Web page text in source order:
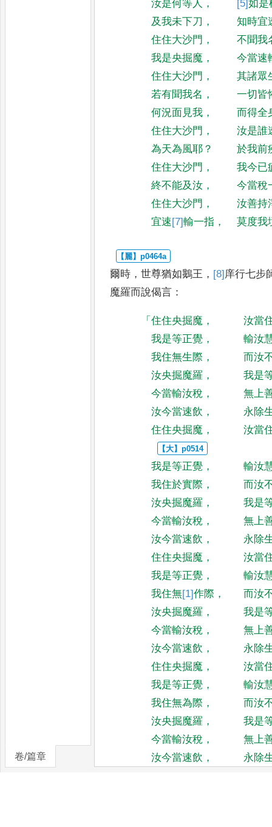
卷/篇章
汝是何等人 ， [5]如是
及我未下刀 ，
知時宜
住住大沙門 ，
不聞我
我是央掘魔 ，
今當速
住住大沙門 ，
其諸眾
若有聞我名 ，
一切皆
何況面見我 ，
而得全
住住大沙門 ，
汝是誰
為天為風耶 ？
於我前
住住大沙門 ，
我今已
終不能及汝 ，
今當稅
住住大沙門 ，
汝善持
宜速[7]輸一指 ， 莫度我
爾時 ，世尊猶如鵝王 ， [8]庠行七步
魔羅而說偈言 ：
「住住央掘魔 ，
汝當
我是等正覺 ，
輸汝
我住無生際 ，
而汝
汝央掘魔羅 ，
我是
今當輸汝稅 ，
無上
汝今當速飲 ，
永除
住住央掘魔 ， 汝當
我是等正覺 ，
輸汝
我住於實際 ，
而汝
汝央掘魔羅 ，
我是
今當輸汝稅 ，
無上
汝今當速飲 ，
永除
住住央掘魔 ，
汝當
我是等正覺 ，
輸汝
我住無[1]作際 ，
而汝
汝央掘魔羅 ，
我是
今當輸汝稅 ，
無上
汝今當速飲 ，
永除
住住央掘魔 ，
汝當
我是等正覺 ，
輸汝
我住無為際 ，
而汝
汝央掘魔羅 ，
我是
今當輸汝稅 ，
無上
汝今當速飲 ，
永除